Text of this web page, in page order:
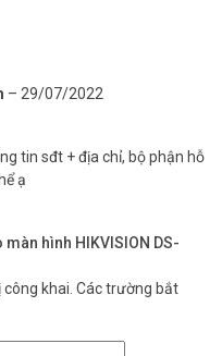
– 29/07/2022
tin sđt + địa chỉ, bộ phận hỗ
ạ
hình HIKVISION DS-
khai. Các trường bắt